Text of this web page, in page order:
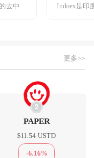
更多>>
2
PAPER
$11.54 USTD
-6.16%